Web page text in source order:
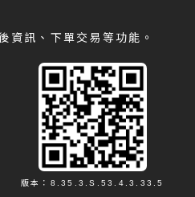
資訊、下單交易等功能。
版本：8.35.3.S.53.4.3.33.5